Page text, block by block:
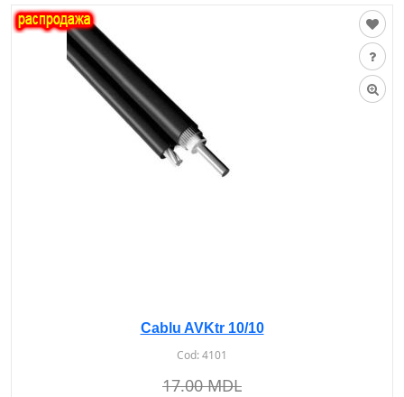
Cablu AVKtr 10/10
Cod:4101
17.00 MDL